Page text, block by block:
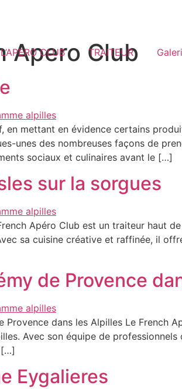
L’APERO CLUB TRAITEUR
Apero Club
en mettant en évidence certains
unes des nombreuses façons de
sociaux et culinaires avant le […]
sur la sorgues
Apéro Club est un traiteur haut
sa cuisine créative et raffinée, il
de Provence
dans les Alpilles Le French
Avec son équipe de
[…]
Eygalieres